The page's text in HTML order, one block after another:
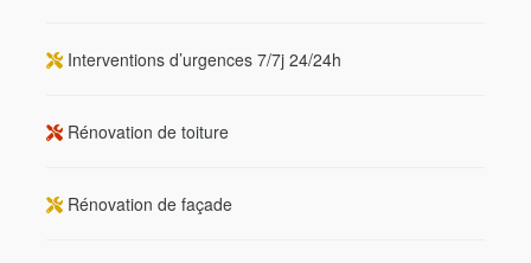
Interventions d’urgences 7/7j 24/24h
Rénovation de toiture
Rénovation de façade